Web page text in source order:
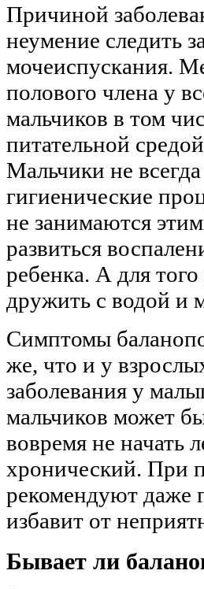
Причиной
неумение следить
мочеиспускания.
полового члена у
мальчиков в том
питательной
Мальчики не
гигиенические
не занимаются
развиться
ребенка. А для
дружить с водой и
Симптомы
же, что и у
заболевания у
мальчиков может
вовремя не начать
хронический. При
рекомендуют даже
избавит от
Бывает ли